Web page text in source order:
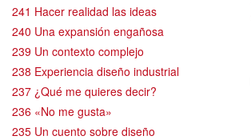
241 Hacer realidad las ideas
240 Una expansión engañosa
239 Un contexto complejo
238 Experiencia diseño industrial
237 ¿Qué me quieres decir?
236 «No me gusta»
235 Un cuento sobre diseño